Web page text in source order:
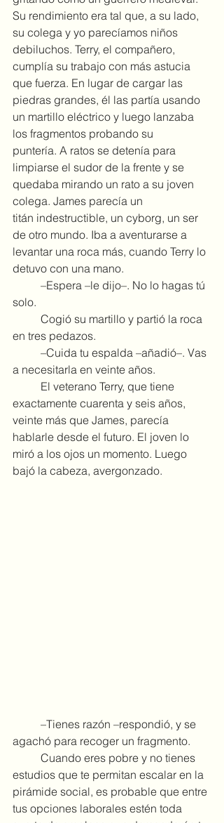
Su rendimiento era tal que, a su lado,
su colega y yo parecíamos niños
debiluchos. Terry, el compañero,
cumplía su trabajo con más astucia
que fuerza. En lugar de cargar las
piedras grandes, él las partía usando
un martillo eléctrico y luego lanzaba
los fragmentos probando su
puntería. A ratos se detenía para
limpiarse el sudor de la frente y se
quedaba mirando un rato a su joven
colega. James parecía un
titán indestructible, un cyborg, un ser
de otro mundo. Iba a aventurarse a
levantar una roca más, cuando Terry lo
detuvo con una mano.
solo.
en tres pedazos.
a necesitarla en veinte años.
exactamente cuarenta y seis años,
veinte más que James, parecía
hablarle desde el futuro. El joven lo
miró a los ojos un momento. Luego
bajó la cabeza, avergonzado.
agachó para recoger un fragmento.
estudios que te permitan escalar en la
pirámide social, es probable que entre
tus opciones laborales estén toda